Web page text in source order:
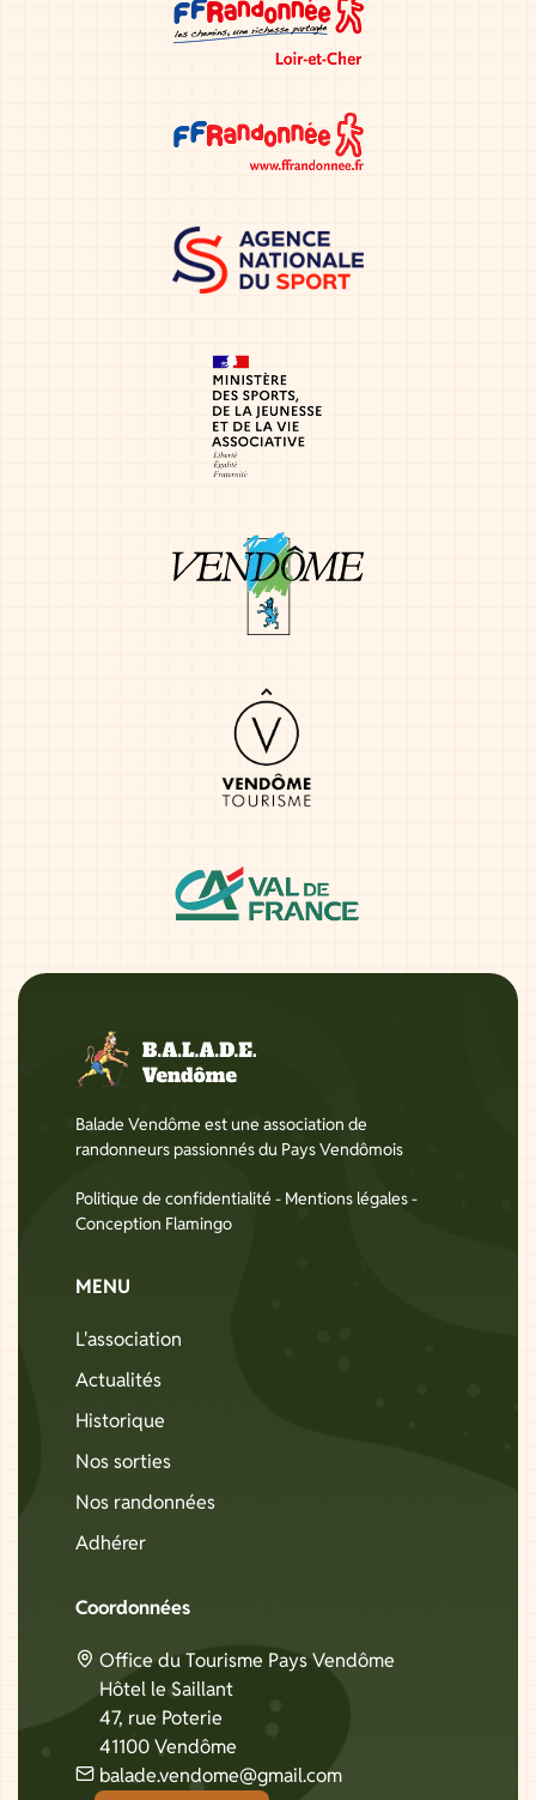
Balade Vendôme est une association de
randonneurs passionnés du Pays Vendômois
Politique de confidentialité - Mentions légales-
Conception Flamingo
MENU
L'association
Actualités
Historique
Nos sorties
Nos randonnées
Adhérer
Coordonnées
Office du Tourisme Pays Vendôme
Hôtel le Saillant
47, rue Poterie
41100 Vendôme
balade.vendome@gmail.com